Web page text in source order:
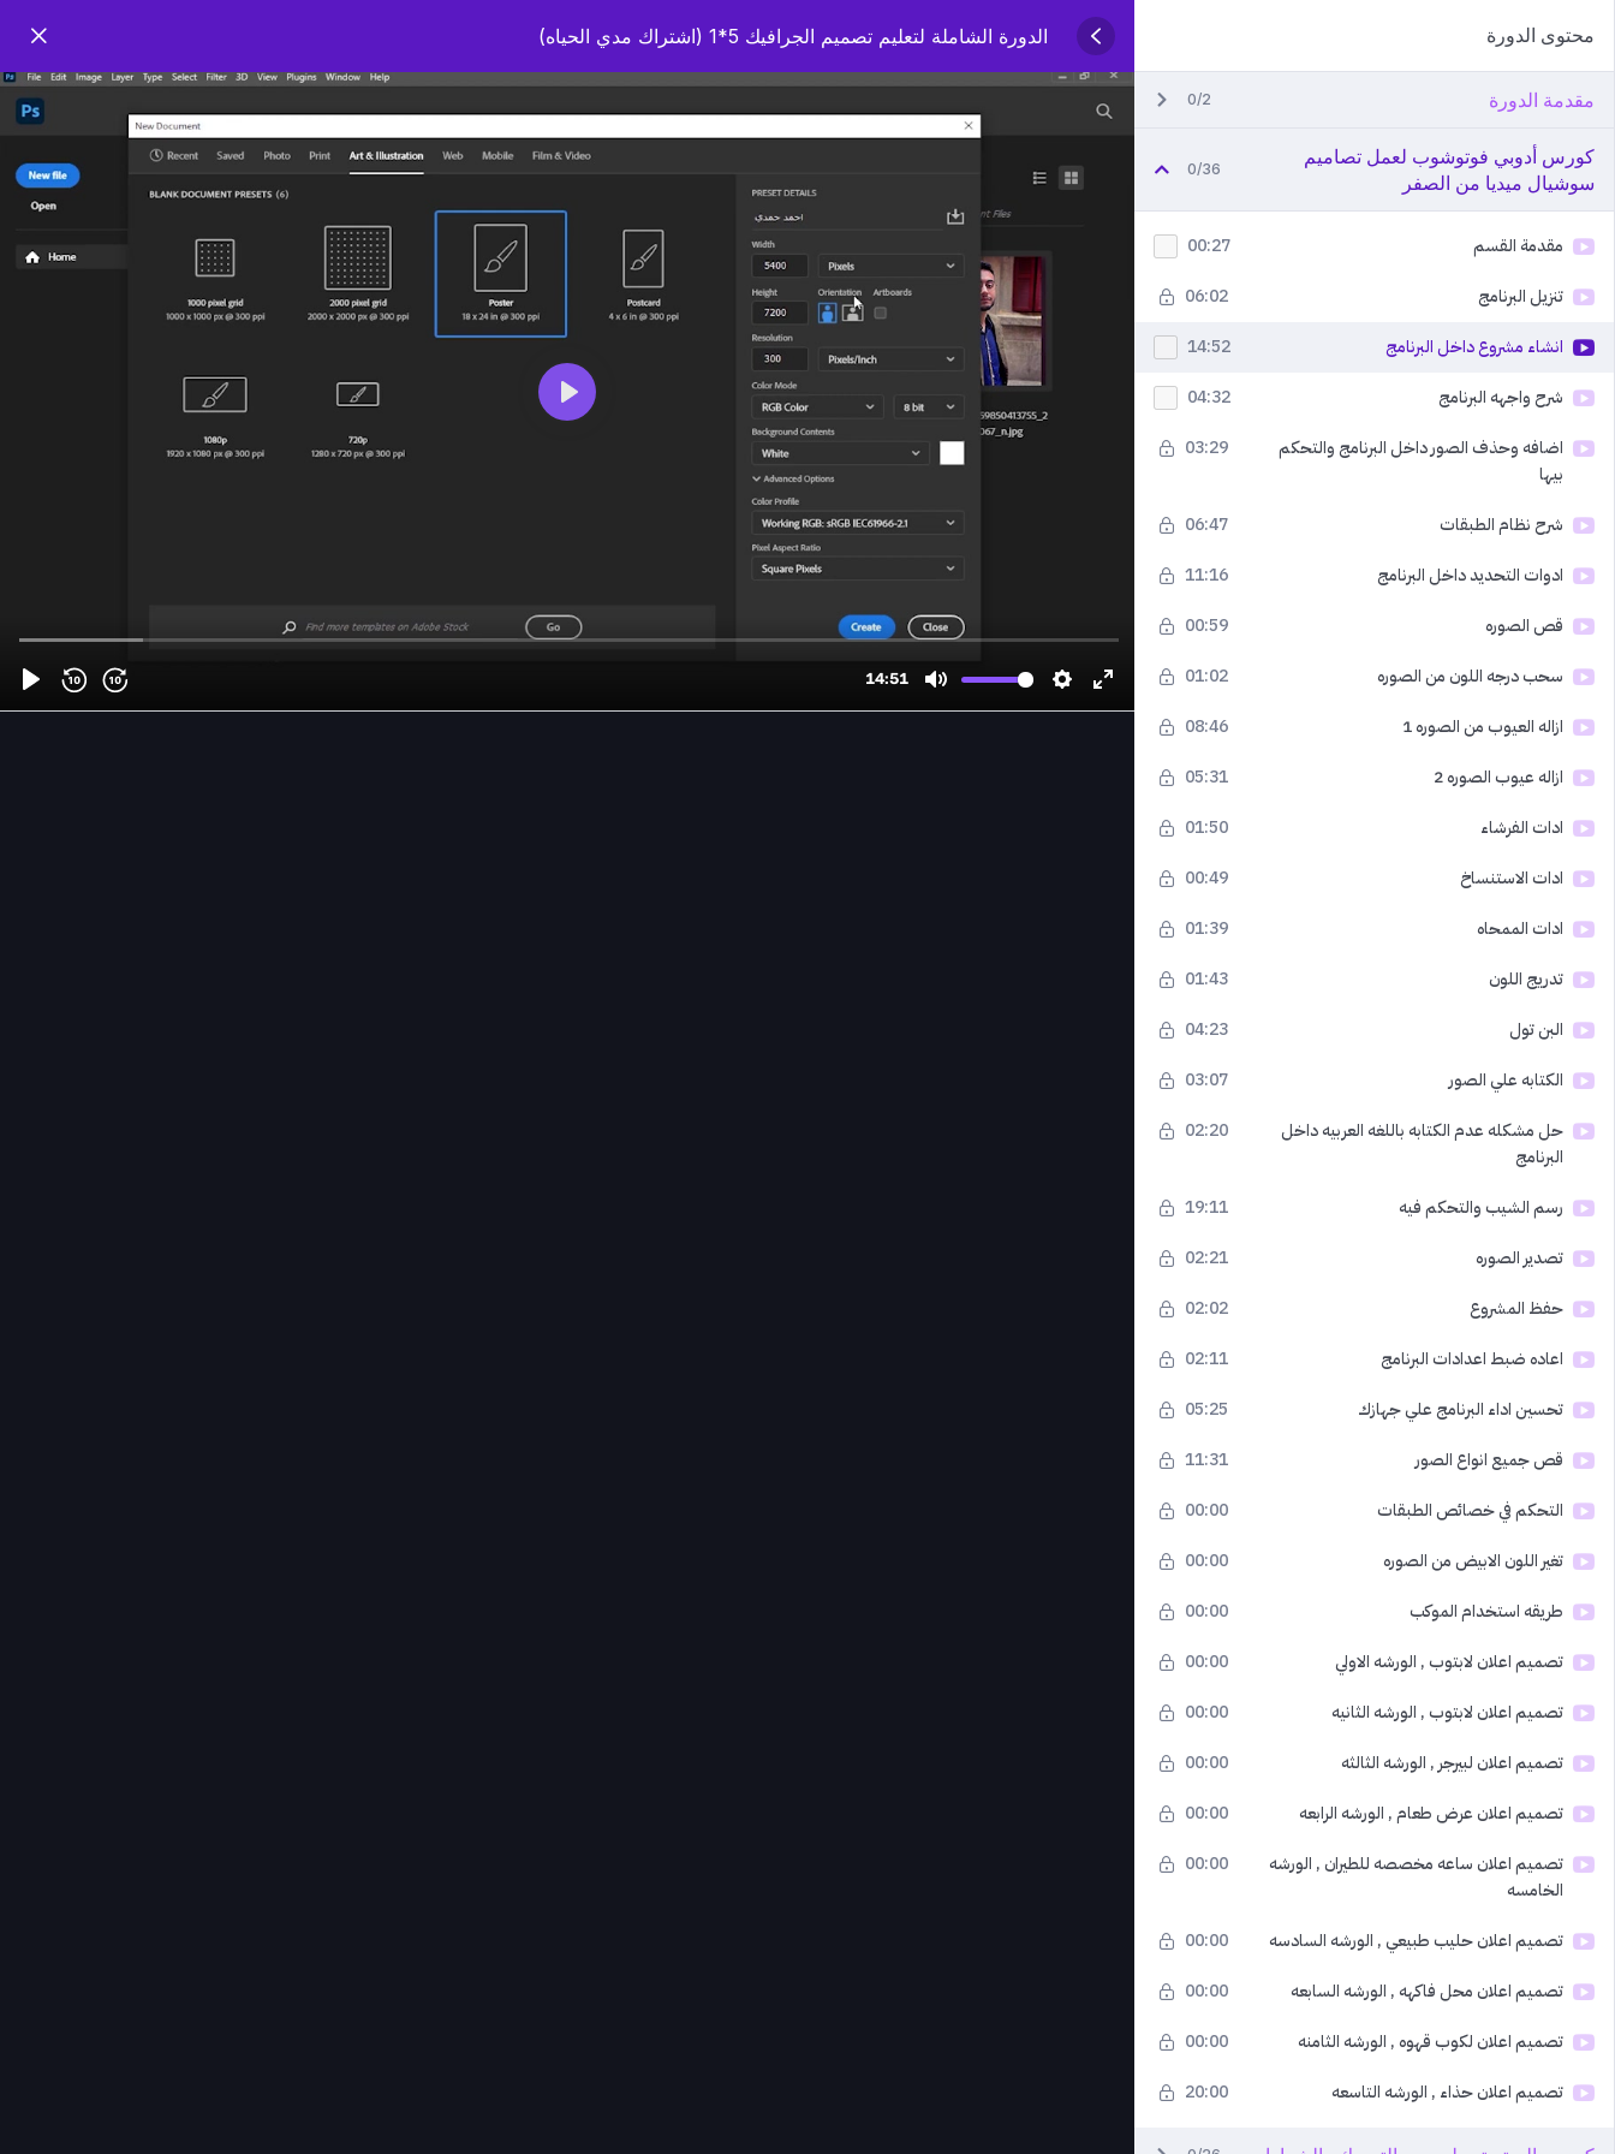
محتوى الدورة
مقدمة الدورة 0/2
كورس أدوبي فوتوشوب لعمل تصاميم
سوشيال ميديا من الصفر
0/36
مقدمة القسم
00:27
تنزيل البرنامج
06:02
انشاء مشروع داخل البرنامج
14:52
شرح واجهه البرنامج
04:32
اضافه وحذف الصور داخل البرنامج والتحكم
بيها
03:29
شرح نظام الطبقات
06:47
ادوات التحديد داخل البرنامج
11:16
قص الصوره
00:59
سحب درجه اللون من الصوره
01:02
ازاله العيوب من الصوره 1
08:46
ازاله عيوب الصوره 2
05:31
ادات الفرشاء
01:50
ادات الاستنساخ
00:49
ادات الممحاه
01:39
تدريج اللون
01:43
البن تول
04:23
الكتابه علي الصور
03:07
حل مشكله عدم الكتابه باللغه العربيه داخل
البرنامج
02:20
رسم الشيب والتحكم فيه
19:11
تصدير الصوره
02:21
حفظ المشروع
02:02
اعاده ضبط اعدادات البرنامج
02:11
تحسين اداء البرنامج علي جهازك
05:25
قص جميع انواع الصور
11:31
التحكم في خصائص الطبقات
00:00
تغير اللون الابيض من الصوره
00:00
طريقه استخدام الموكب
00:00
تصميم اعلان لابتوب , الورشه الاولي
00:00
تصميم اعلان لابتوب , الورشه الثانيه
00:00
تصميم اعلان لبيرجر , الورشه الثالثه
00:00
تصميم اعلان عرض طعام , الورشه الرابعه
00:00
تصميم اعلان ساعه مخصصه للطيران , الورشه
الخامسه
00:00
تصميم اعلان حليب طبيعي , الورشه السادسه
00:00
تصميم اعلان محل فاكهه , الورشه السابعه
00:00
تصميم اعلان لكوب قهوه , الورشه الثامنه
00:00
تصميم اعلان حذاء , الورشه التاسعه
20:00
الدورة الشاملة لتعليم تصميم الجرافيك 5*1 (اشتراك مدي الحياه)